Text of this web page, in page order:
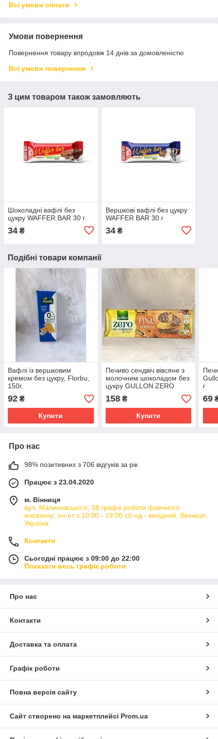
Всі умови оплати
Умови повернення
Повернення товару впродовж 14 днів за домовленістю
Всі умови повернення
З цим товаром також замовляють
Шоколадні вафлі без
цукру WAFFER BAR 30 г
34 ₴
Вершкові вафлі без цукру
WAFFER BAR 30 г
34₴
Подібні товари компанії
Вафлі із вершковим
кремом без цукру, Florbu,
150г.
92 ₴
Купити
Печиво сендвіч вівсяне з
молочним шоколадом без
цукру GULLON ZERO
158₴
Купити
г
69
Про нас
98% позитивних з 706 відгуків за рік
Працює з 23.04.2020
м. Вінниця
вул. Малиновського, 38 графік роботи фізичного
магазину: пн-пт з 10:00 - 19:00 сб-нд - вихідний, Вінниця,
Україна
Контакти
Сьогодні працює з 09:00 до 22:00
Показати весь графік роботи
Про нас
Контакти
Доставка та оплата
Графік роботи
Повна версія сайту
Сайт створено на маркетплейсі Prom.ua